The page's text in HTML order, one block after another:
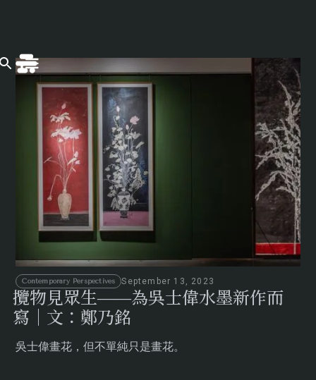
Contemporary Perspectives September 13, 2023
攬物見眾生——為吳士偉水墨新作而
寫｜文：鄭乃銘
吳士偉畫花，但不單純只是畫花。